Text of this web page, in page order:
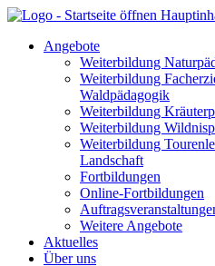
Angebote
Weiterbildung
Weiterbildung
Waldpädagogik
Weiterbildung
Weiterbildung
Weiterbildung
Landschaft
Fortbildungen
Online-Fortbildungen
Weitere Angebote
Aktuelles
Über uns